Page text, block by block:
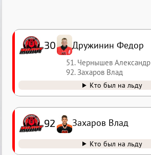
92 Захаров Влад
Кто был на льду
30 Дружинин Федор
51. Чернышев Александр
92. Захаров Влад
Кто был на льду